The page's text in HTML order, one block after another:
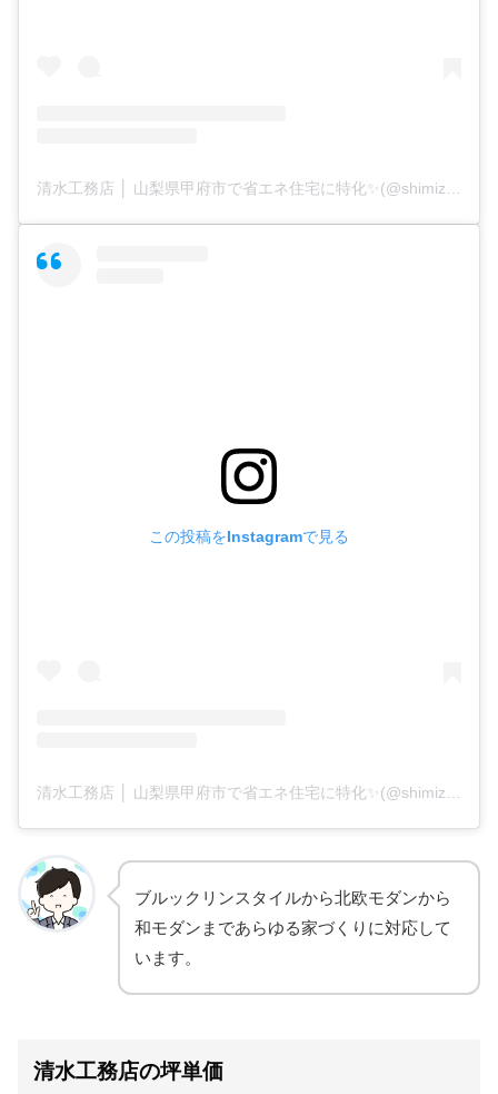
この投稿をInstagramで見る
ブルックリンスタイルから北欧モダンから
和モダンまであらゆる家づくりに対応して
います。
清水工務店の坪単価